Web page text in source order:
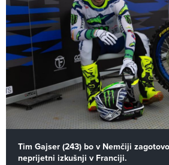
Tim Gajser (243) bo v Nemčiji
neprijetni izkušnji v Franciji.